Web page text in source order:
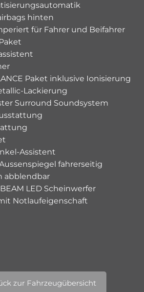
hinten
für Fahrer und Beifahrer
Paket inklusive Ionisierung
Lackierung
Surround Soundsystem
Assistent
fahrerseitig
abblendbar
LED Scheinwerfer
Notlaufeigenschaft
zur Fahrzeugübersicht